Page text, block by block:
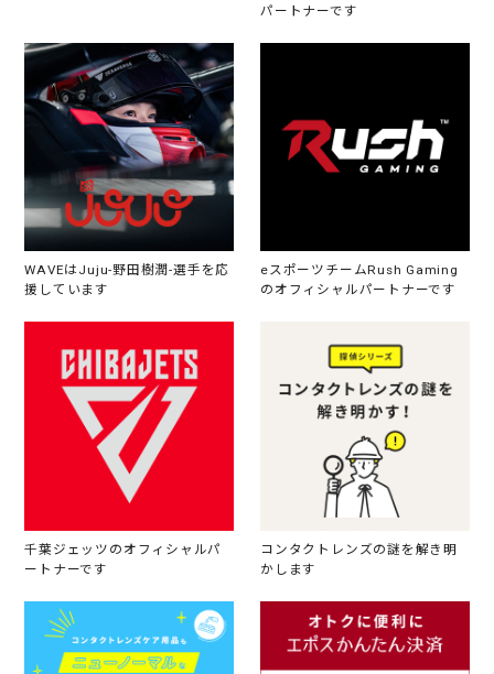
パートナーです
WAVEはJuju-野田樹潤-選手を応
援しています
eスポーツチームRush Gaming
のオフィシャルパートナーです
千葉ジェッツのオフィシャルパ
ートナーです
コンタクトレンズの謎を解き明
かします